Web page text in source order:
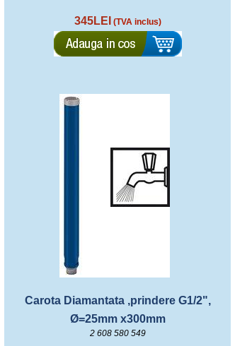
345LEI (TVA inclus)
Carota Diamantata ,prindere G1/2",
Ø=25mm x300mm
2 608 580 549